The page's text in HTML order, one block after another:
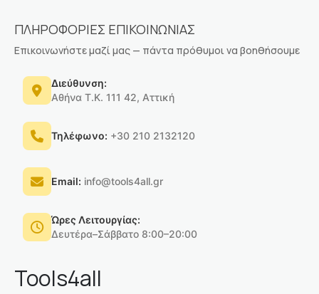
ΠΛΗΡΟΦΟΡΙΕΣ ΕΠΙΚΟΙΝΩΝΙΑΣ
Επικοινωνήστε μαζί μας — πάντα πρόθυμοι να βοηθήσουμε
Διεύθυνση:
Αθήνα Τ.Κ. 111 42, Αττική
Τηλέφωνο: +30 210 2132120
Email: info@tools4all.gr
Ώρες Λειτουργίας:
Δευτέρα–Σάββατο 8:00–20:00
Tools4all